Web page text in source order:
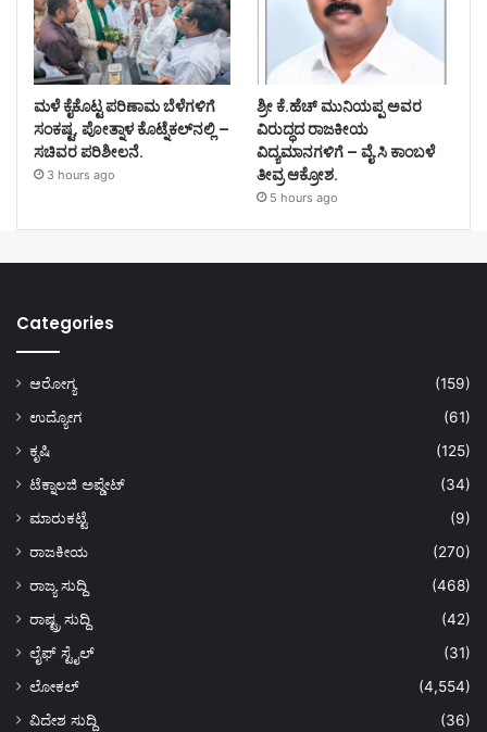
ಮಳೆ ಕೈಕೊಟ್ಟ ಪರಿಣಾಮ ಬೆಳೆಗಳಿಗೆ
ಸಂಕಷ್ಟ, ಪೋತ್ನಾಳ ಕೊಟ್ನೆಕಲ್‌ನಲ್ಲಿ –
ಸಚಿವರ ಪರಿಶೀಲನೆ.
3 hours ago
ಶ್ರೀ ಕೆ.ಹೆಚ್ ಮುನಿಯಪ್ಪ ಅವರ
ವಿರುದ್ಧದ ರಾಜಕೀಯ
ವಿದ್ಯಮಾನಗಳಿಗೆ – ವೈ.ಸಿ ಕಾಂಬಳೆ
ತೀವ್ರ ಆಕ್ರೋಶ.
5 hours ago
Categories
ಆರೋಗ್ಯ
(159)
ಉದ್ಯೋಗ
(61)
ಕೃಷಿ
(125)
ಟೆಕ್ನಾಲಜಿ ಅಪ್ಡೇಟ್
(34)
ಮಾರುಕಟ್ಟೆ
(9)
ರಾಜಕೀಯ
(270)
ರಾಜ್ಯ ಸುದ್ದಿ
(468)
ರಾಷ್ಟ್ರ ಸುದ್ದಿ
(42)
ಲೈಫ್ ಸ್ಟೈಲ್
(31)
ಲೋಕಲ್
(4,554)
ವಿದೇಶ ಸುದ್ದಿ
(36)